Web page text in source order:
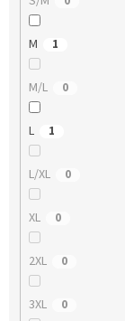
M 1
M/L 0
L 1
L/XL 0
XL 0
2XL 0
3XL 0